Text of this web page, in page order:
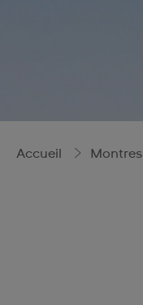
Accueil Montres